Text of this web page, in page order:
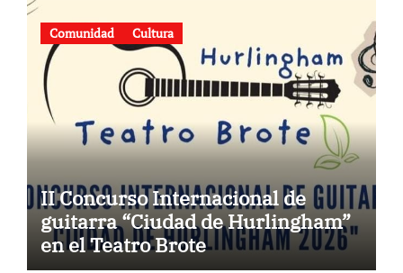
Comunidad Cultura
II Concurso Internacional de
guitarra “Ciudad de Hurlingham”
en el Teatro Brote